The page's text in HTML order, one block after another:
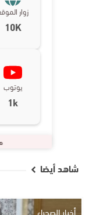
زوار
10K
يوتوب
1k
شاهد أيضا
أخبار الصحراء